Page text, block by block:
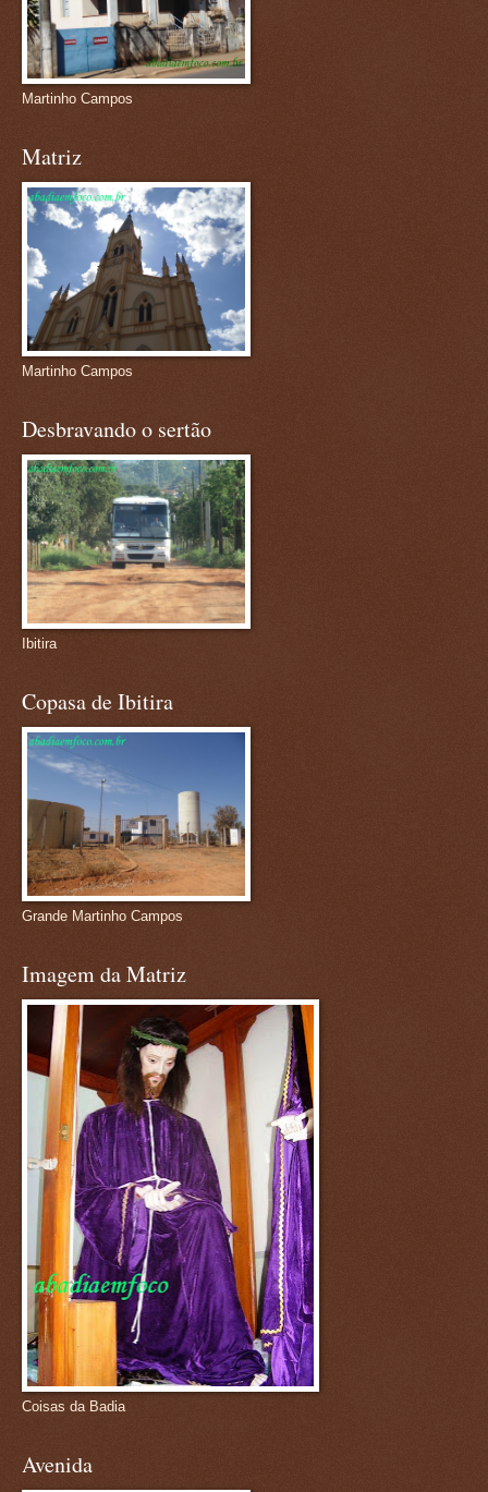
Martinho Campos
Matriz
Martinho Campos
Desbravando o sertão
Ibitira
Copasa de Ibitira
Grande Martinho Campos
Imagem da Matriz
Coisas da Badia
Avenida